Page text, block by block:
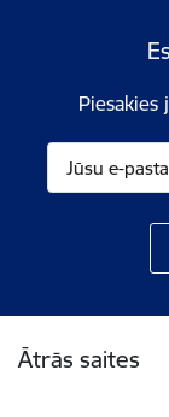
Piesakies
Ātrās saites